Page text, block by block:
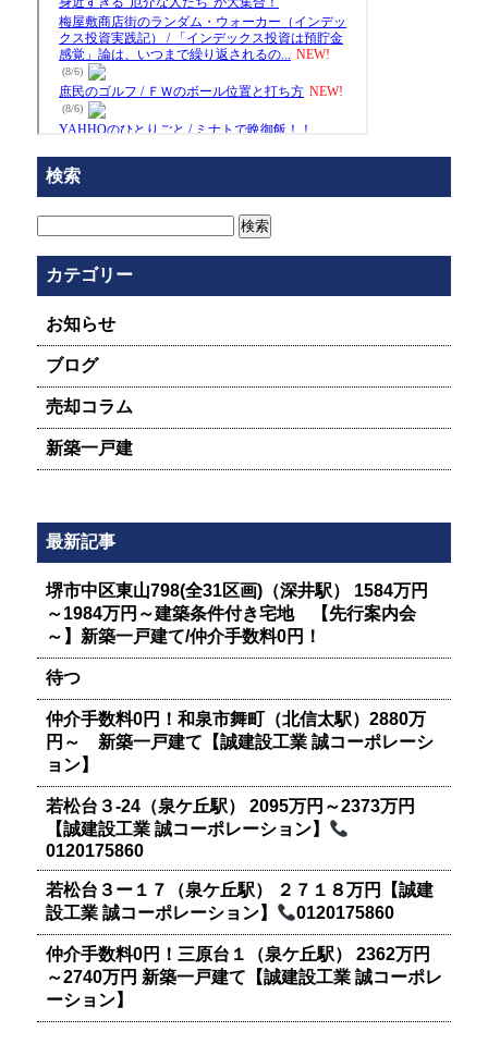
検索
カテゴリー
お知らせ
ブログ
売却コラム
新築一戸建
最新記事
堺市中区東山798(全31区画)（深井駅） 1584万円
～1984万円～建築条件付き宅地 【先行案内会
～】新築一戸建て/仲介手数料0円！
待つ
仲介手数料0円！和泉市舞町（北信太駅）2880万
円～ 新築一戸建て【誠建設工業 誠コーポレーシ
ョン】
若松台３-24（泉ケ丘駅） 2095万円～2373万円
【誠建設工業 誠コーポレーション】
0120175860
若松台３ー１７（泉ケ丘駅） ２７１８万円【誠建
設工業 誠コーポレーション】
0120175860
仲介手数料0円！三原台１（泉ケ丘駅） 2362万円
～2740万円 新築一戸建て【誠建設工業 誠コーポレ
ーション】